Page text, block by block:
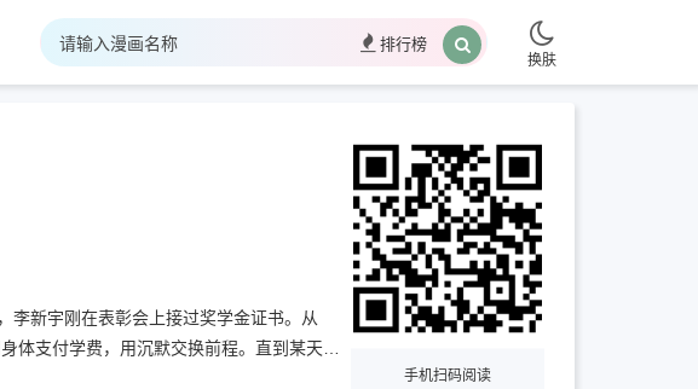
换肤
排行榜
新宇刚在表彰会上接过奖学金证书。从
体支付学费，用沉默交换前程。直到某天，
，是他曾经以为能靠跳舞站直的脊梁。奖
手机扫码阅读